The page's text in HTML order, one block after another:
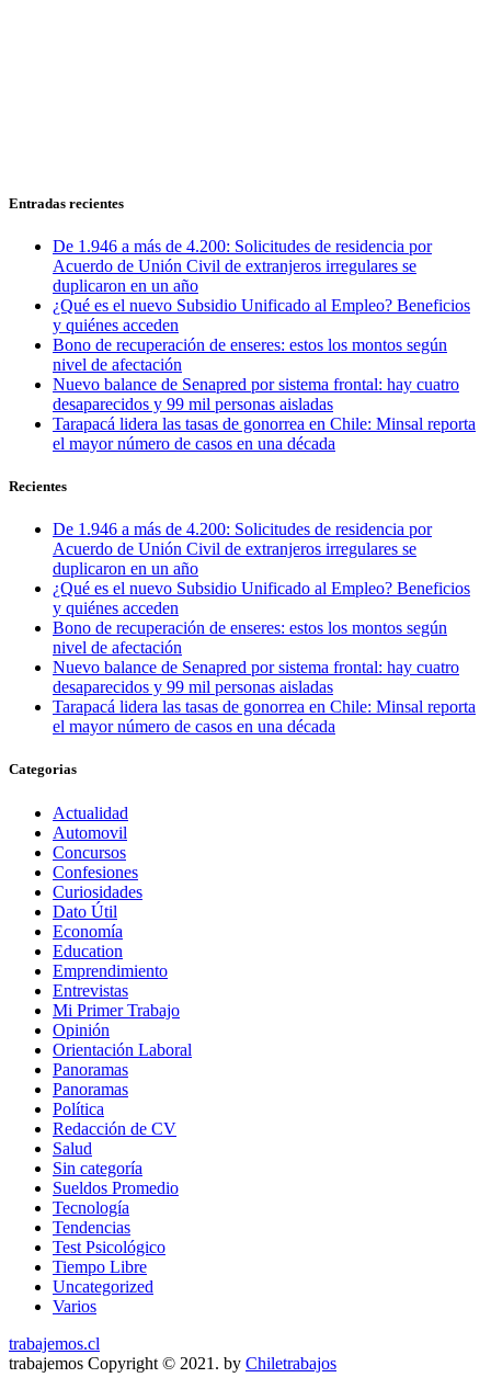
Entradas recientes
De 1.946 a más de 4.200: Solicitudes de residencia por
Acuerdo de Unión Civil de extranjeros irregulares se
duplicaron en un año
¿Qué es el nuevo Subsidio Unificado al Empleo? Beneficios
y quiénes acceden
Bono de recuperación de enseres: estos los montos según
nivel de afectación
Nuevo balance de Senapred por sistema frontal: hay cuatro
desaparecidos y 99 mil personas aisladas
Tarapacá lidera las tasas de gonorrea en Chile: Minsal reporta
el mayor número de casos en una década
Recientes
De 1.946 a más de 4.200: Solicitudes de residencia por
Acuerdo de Unión Civil de extranjeros irregulares se
duplicaron en un año
¿Qué es el nuevo Subsidio Unificado al Empleo? Beneficios
y quiénes acceden
Bono de recuperación de enseres: estos los montos según
nivel de afectación
Nuevo balance de Senapred por sistema frontal: hay cuatro
desaparecidos y 99 mil personas aisladas
Tarapacá lidera las tasas de gonorrea en Chile: Minsal reporta
el mayor número de casos en una década
Categorias
Actualidad
Automovil
Concursos
Confesiones
Curiosidades
Dato Útil
Economía
Education
Emprendimiento
Entrevistas
Mi Primer Trabajo
Opinión
Orientación Laboral
Panoramas
Panoramas
Política
Redacción de CV
Salud
Sin categoría
Sueldos Promedio
Tecnología
Tendencias
Test Psicológico
Tiempo Libre
Uncategorized
Varios
trabajemos.cl
trabajemos Copyright © 2021. by Chiletrabajos